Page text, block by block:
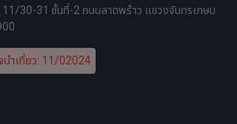
30-31 ชั้นที่-2 ถนนลาดพร้าว แขวงจันทรเกษม
นำเที่ยว: 11/02024